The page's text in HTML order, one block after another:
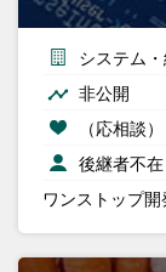
システム
非公開
（応相談）
後継者不在
ワンストップ